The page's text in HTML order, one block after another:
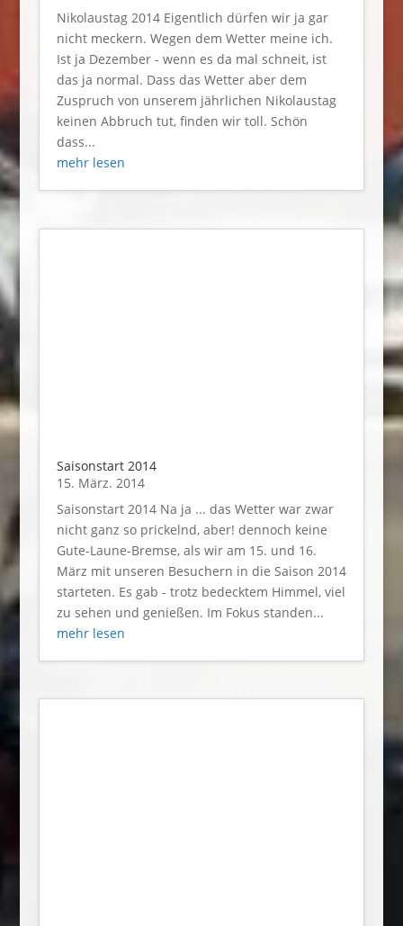
Nikolaustag 2014 Eigentlich dürfen wir ja gar
nicht meckern. Wegen dem Wetter meine ich.
Ist ja Dezember - wenn es da mal schneit, ist
das ja normal. Dass das Wetter aber dem
Zuspruch von unserem jährlichen Nikolaustag
keinen Abbruch tut, finden wir toll. Schön
dass...
mehr lesen
Saisonstart 2014
15. März. 2014
Saisonstart 2014 Na ja ... das Wetter war zwar
nicht ganz so prickelnd, aber! dennoch keine
Gute-Laune-Bremse, als wir am 15. und 16.
März mit unseren Besuchern in die Saison 2014
starteten. Es gab - trotz bedecktem Himmel, viel
zu sehen und genießen. Im Fokus standen...
mehr lesen